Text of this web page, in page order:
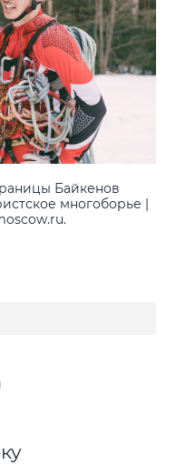
Байкенов
многоборье |